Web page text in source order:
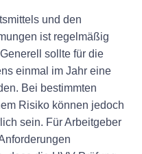
und den
ist regelmäßig
sollte für die
einmal im Jahr eine
Bei bestimmten
Risiko können jedoch
sein. Für Arbeitgeber